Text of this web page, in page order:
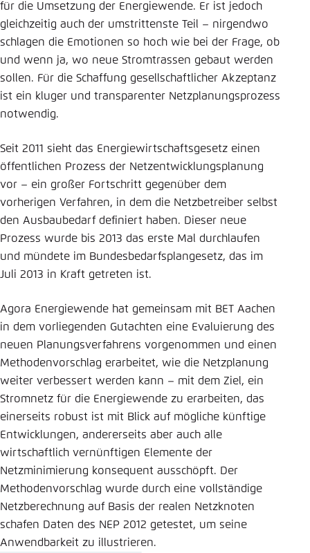
für die Umsetzung der Energiewende. Er ist jedoch
gleichzeitig auch der umstrittenste Teil – nirgendwo
schlagen die Emotionen so hoch wie bei der Frage, ob
und wenn ja, wo neue Stromtrassen gebaut werden
sollen. Für die Schaffung gesellschaftlicher Akzeptanz
ist ein kluger und transparenter Netzplanungsprozess
notwendig.
Seit 2011 sieht das Energiewirtschaftsgesetz einen
öffentlichen Prozess der Netzentwicklungsplanung
vor – ein großer Fortschritt gegenüber dem
vorherigen Verfahren, in dem die Netzbetreiber selbst
den Ausbaubedarf definiert haben. Dieser neue
Prozess wurde bis 2013 das erste Mal durchlaufen
und mündete im Bundesbedarfsplangesetz, das im
Juli 2013 in Kraft getreten ist.
Agora Energiewende hat gemeinsam mit BET Aachen
in dem vorliegenden Gutachten eine Evaluierung des
neuen Planungsverfahrens vorgenommen und einen
Methodenvorschlag erarbeitet, wie die Netzplanung
weiter verbessert werden kann – mit dem Ziel, ein
Stromnetz für die Energiewende zu erarbeiten, das
einerseits robust ist mit Blick auf mögliche künftige
Entwicklungen, andererseits aber auch alle
wirtschaftlich vernünftigen Elemente der
Netzminimierung konsequent ausschöpft. Der
Methodenvorschlag wurde durch eine vollständige
Netzberechnung auf Basis der realen Netzknoten
schafen Daten des NEP 2012 getestet, um seine
Anwendbarkeit zu illustrieren.
Einstellung für diese Webseite im Browser
speichern
Übernehmen